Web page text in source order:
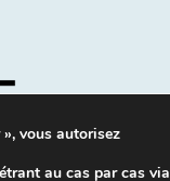
| Contacts
vous autorisez
au cas par cas via